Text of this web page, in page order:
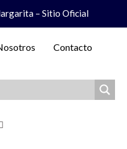
– Sitio Oficial
Contacto